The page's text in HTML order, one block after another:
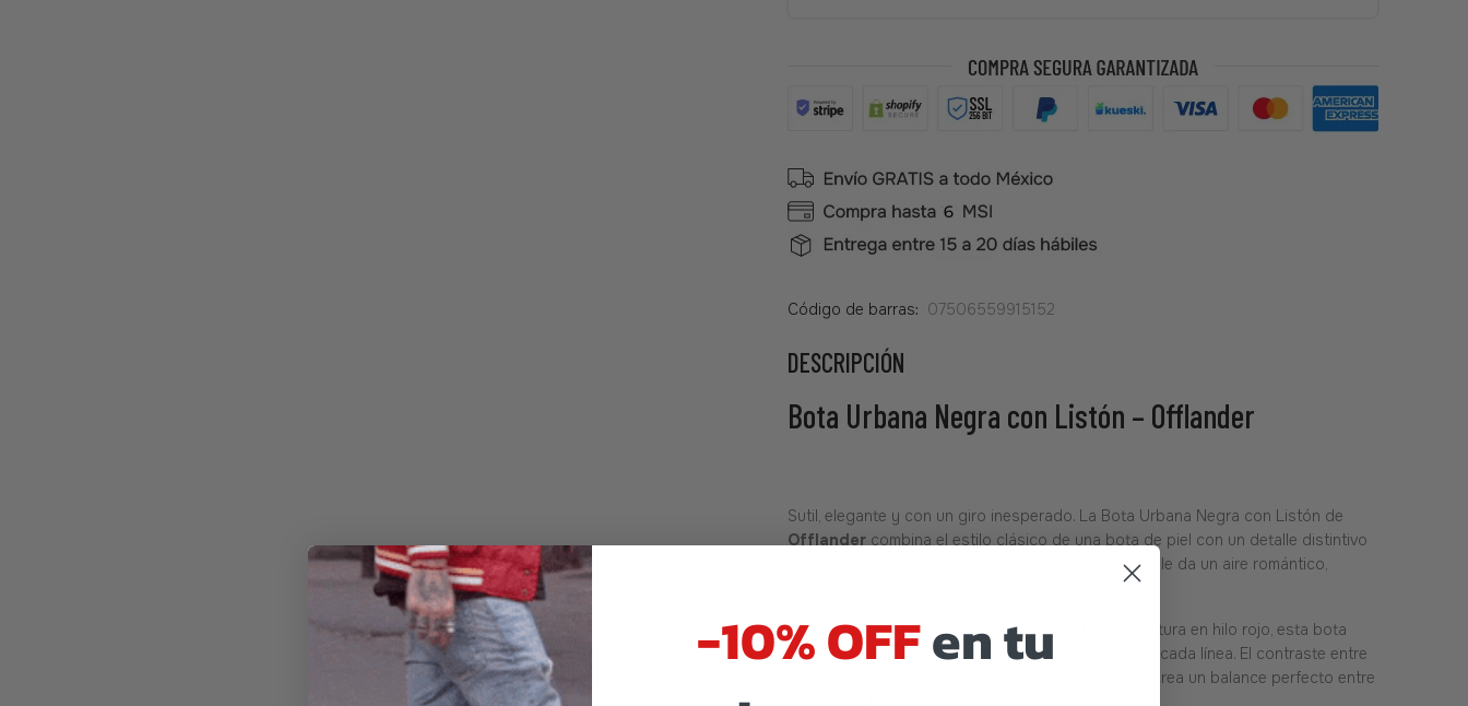
Código de barras: 07506559915152
DESCRIPCIÓN
Bota Urbana Negra con Listón – Offlander
Sutil, elegante y con un giro inesperado. La Bota Urbana Negra con Listón de
Offlander combina el estilo clásico de una bota de piel con un detalle distintivo
que marca la diferencia: una agujeta tipo listón, que le da un aire romántico,
Confeccionada en piel genuina y detallada con costura en hilo rojo, esta bota
refleja el sello artesanal y el carácter
en cada línea. El contraste entre
lo estructurado del diseño y la suavidad del listón crea un balance perfecto entre
-10% OFFen tu